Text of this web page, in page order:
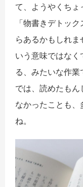
て、ようやくちょ
「物書きデトッ
らあるかもしれ
いう意味ではな
る、みたいな作
では、読めたも
なかったことも
ね。